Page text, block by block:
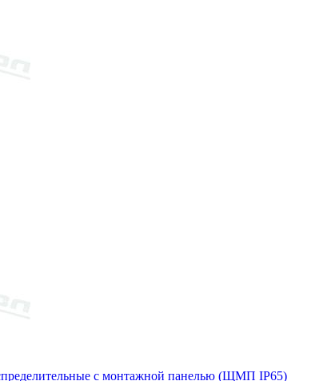
с монтажной панелью (ЩМП IP65)